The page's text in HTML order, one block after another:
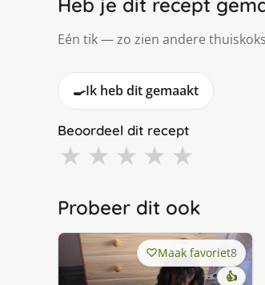
Eén tik — zo zien andere
🍳Ik heb dit gemaakt
Beoordeel dit recept
★ ★ ★ ★ ★
Probeer dit ook
Maak favoriet8
👍